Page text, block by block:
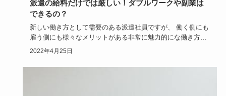
派遣の給料だけでは厳しい！ダブルワークや副業は
できるの？
新しい働き方として需要のある派遣社員ですが、 働く側にも
雇う側にも様々なメリットがある非常に魅力的にな働き方で
す。 しかし…
2022年4月25日